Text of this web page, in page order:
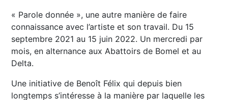
« Parole donnée », une autre manière de faire
connaissance avec l’artiste et son travail. Du 15
septembre 2021 au 15 juin 2022. Un mercredi par
mois, en alternance aux Abattoirs de Bomel et au
Delta.
Une initiative de Benoît Félix qui depuis bien
longtemps s’intéresse à la manière par laquelle les